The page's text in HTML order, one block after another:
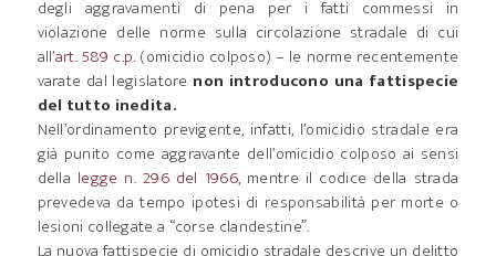
degli aggravamenti di pena per i fatti commessi in
violazione delle norme sulla circolazione stradale di cui
all’art. 589 c.p. (omicidio colposo) – le norme recentemente
varate dal legislatore non introducono una fattispecie
del tutto inedita.
Nell’ordinamento previgente, infatti, l’omicidio stradale era
già punito come aggravante dell’omicidio colposo ai sensi
della legge n. 296 del 1966, mentre il codice della strada
prevedeva da tempo ipotesi di responsabilità per morte o
lesioni collegate a “corse clandestine”.